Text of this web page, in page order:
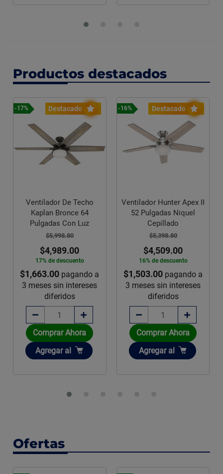
Productos destacados
Destacado
De Techo
Kaplan Bronce 64
Con Luz
$4,989.00
17% de descuento
pagando a
sin intereses
diferidos
Comprar Ahora
Añadir
Agregar al
Destacado
-16%
Ventilador Hunter Apex II
52 Pulgadas Niquel
Cepillado
$4,509.00
16% de descuento
$1,503.00 pagando a
3 meses sin intereses
diferidos
Comprar Ahora
Añadir
Agregar al
-16%
3
Ofertas